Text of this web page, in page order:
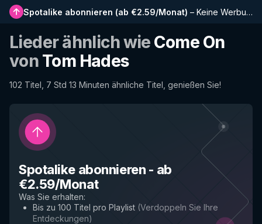
Spotalike abonnieren (ab €2.59/Monat) – Keine Werbung, längere Playlists, vollständiger Verlauf und Frühzugriff auf neue Funktionen
Lieder ähnlich wie Come On
von Tom Hades
102 Titel, 7 Std 13 Minuten ähnliche Titel, genießen Sie!
Spotalike abonnieren - ab
€2.59/Monat
Was Sie erhalten:
Bis zu 100 Titel pro Playlist (Verdoppeln Sie Ihre
Entdeckungen)